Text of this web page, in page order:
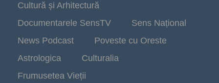
Cultură și Arhitectură
Documentarele SensTV
Sens Național
News Podcast
Poveste cu Oreste
Astrologica
Culturalia
Frumusetea Vieții